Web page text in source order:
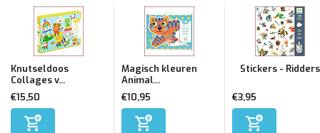
Knutseldoos
Collages v...
€15,50
Magisch kleuren
Animal...
€10,95
Stickers - Ridders
€3,95